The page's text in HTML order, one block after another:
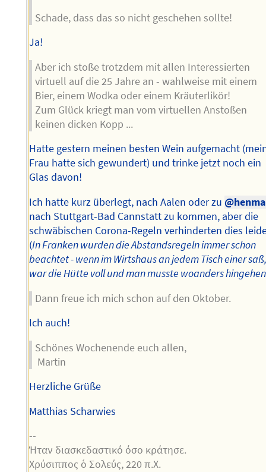
Schade, dass das so nicht geschehen sollte!
Ja!
Aber ich stoße trotzdem mit allen Interessierten
virtuell auf die 25 Jahre an - wahlweise mit einem
Bier, einem Wodka oder einem Kräuterlikör!
Zum Glück kriegt man vom virtuellen Anstoßen
keinen dicken Kopp ...
Hatte gestern meinen besten Wein aufgemacht
Frau hatte sich gewundert) und trinke jetzt noch ein
Glas davon!
Ich hatte kurz überlegt, nach Aalen oder zu
nach Stuttgart-Bad Cannstatt zu kommen, aber die
schwäbischen Corona-Regeln verhinderten dies
(In Franken wurden die Abstandsregeln immer schon
beachtet - wenn im Wirtshaus an jedem Tisch einer
war die Hütte voll und man musste woanders
Dann freue ich mich schon auf den Oktober.
Ich auch!
Schönes Wochenende euch allen,
Martin
Herzliche Grüße
Matthias Scharwies
--
Ήταν διασκεδαστικό όσο κράτησε.
Χρύσιππος ὁ Σολεύς, 220 π.Χ.